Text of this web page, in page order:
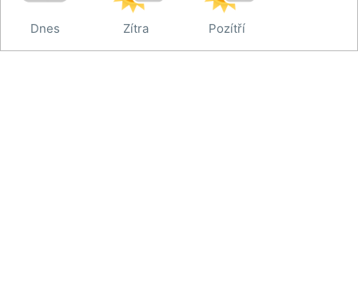
Dnes Zítra Pozítří